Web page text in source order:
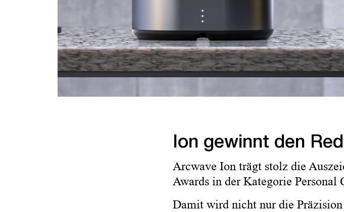
Ion gewinnt den
Arcwave Ion trägt stolz die
Awards in der Kategorie Personal
Damit wird nicht nur die